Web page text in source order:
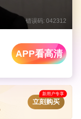
错误码: 042312
APP看高清
新用户专享
立刻购买